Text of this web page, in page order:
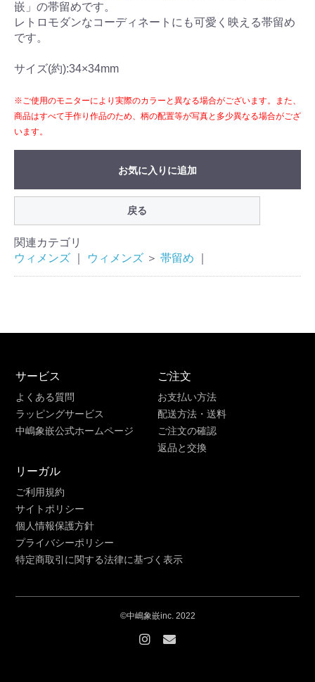
嵌」の帯留めです。
レトロモダンなコーディネートにも可愛く映える帯留め
です。
サイズ(約):34×34mm
※ご使用のモニターにより実際のカラーと異なる場合がございます。また、
商品はすべて手作り作品のため、柄の配置等が写真と多少異なる場合がござ
います。
お気に入りに追加
戻る
関連カテゴリ
ウィメンズ
ウィメンズ ＞ 帯留め
サービス
よくある質問
ラッピングサービス
中嶋象嵌公式ホームページ
ご注文
お支払い方法
配送方法・送料
ご注文の確認
返品と交換
リーガル
ご利用規約
サイトポリシー
個人情報保護方針
プライバシーポリシー
特定商取引に関する法律に基づく表示
©中嶋象嵌inc. 2022